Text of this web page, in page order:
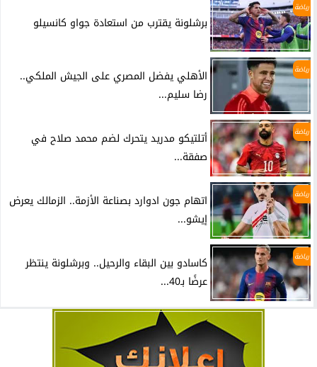
رياضة
برشلونة يقترب من استعادة جواو كانسيلو
رياضة
الأهلي يفضل المصري على الجيش الملكي..
رضا سليم...
رياضة
أتلتيكو مدريد يتحرك لضم محمد صلاح في
صفقة...
رياضة
اتهام جون ادوارد بصناعة الأزمة.. الزمالك يعرض
إيشو...
رياضة
كاسادو بين البقاء والرحيل.. وبرشلونة ينتظر
عرضًا بـ40...